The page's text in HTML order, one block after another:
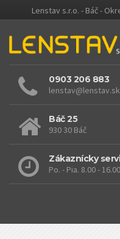
Lenstav s.r.o. - Báč -
0903 206 883
lenstav@lenstav.sk
Báč 25
930 30 Báč
Zákaznícky
Po. - Pia. 8.00 - 16.00